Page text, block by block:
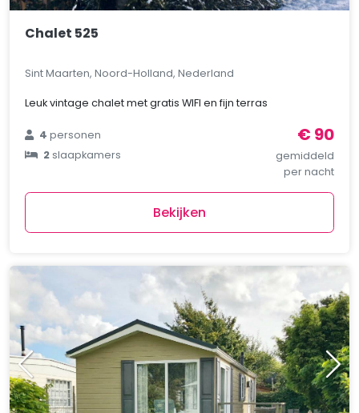
Chalet 525
Sint Maarten, Noord-Holland, Nederland
Leuk vintage chalet met gratis WIFI en fijn terras
4personen
2slaapkamers
€ 90
gemiddeld
per nacht
Bekijken